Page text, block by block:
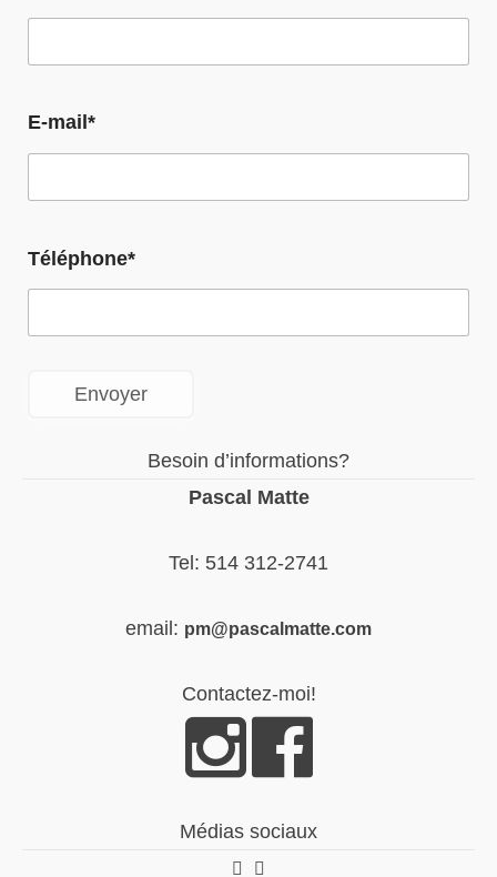
E-mail*
Téléphone*
Besoin d’informations?
Pascal Matte
Tel: 514 312-2741
email: pm@pascalmatte.com
Contactez-moi!
Médias sociaux